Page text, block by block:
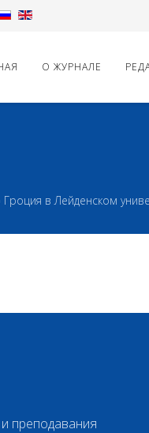
О ЖУРНАЛЕ
в Лейденском
преподавания